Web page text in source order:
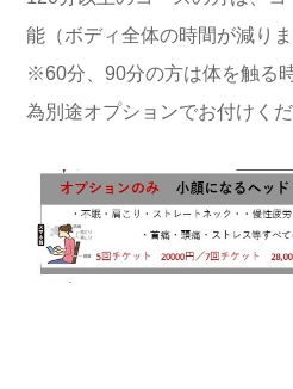
能（ボディ全体の時間が減りま
※60分、90分の方は体を触る
為別途オプションでお付けくだ